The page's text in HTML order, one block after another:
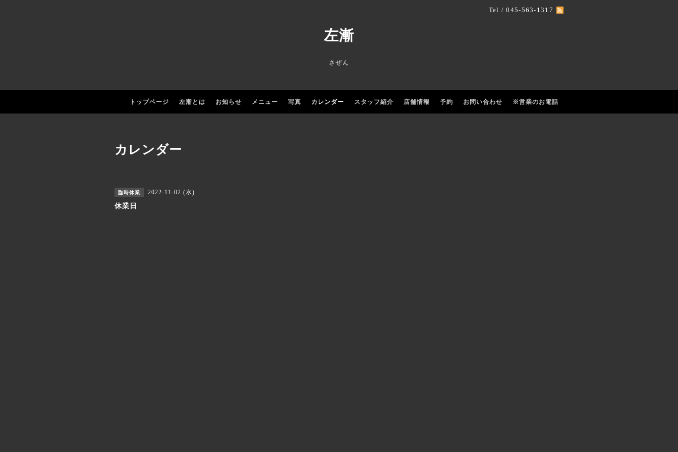
Tel / 045-563-1317
左漸
さぜん
トップページ 左漸とは お知らせ メニュー 写真 カレンダー スタッフ紹介 店舗情報 予約 お問い合わせ ※営業のお電話
カレンダー
臨時休業 2022-11-02 (水)
休業日